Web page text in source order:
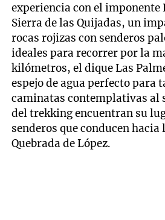
experiencia con el imponente
Sierra de las Quijadas, un
rocas rojizas con senderos
ideales para recorrer por la
kilómetros, el dique Las
espejo de agua perfecto para
caminatas contemplativas al
del trekking encuentran su
senderos que conducen
Quebrada de López.